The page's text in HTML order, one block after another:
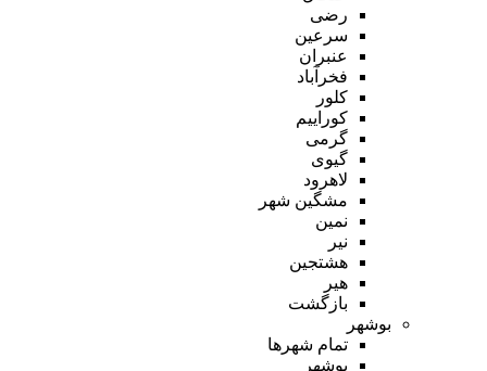
رضی
سرعین
عنبران
فخرآباد
کلور
کوراییم
گرمی
گیوی
لاهرود
مشگین شهر
نمین
نیر
هشتجین
هیر
بازگشت
بوشهر
تمام شهر‌ها
بوشهر